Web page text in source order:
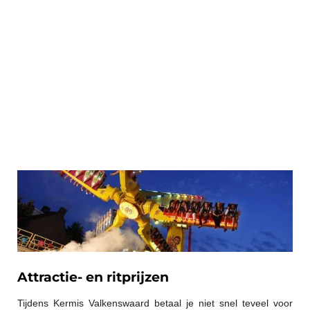
Attractie- en ritprijzen
Tijdens Kermis Valkenswaard betaal je niet snel teveel voor